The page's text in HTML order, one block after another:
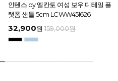
마쯔 by 엘칸토 여성 링크 장식 플랫폼
샌들 6cm LCWW50M626
54,400원169,000원
인